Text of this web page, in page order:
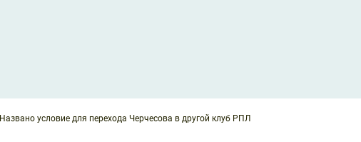
Названо условие для перехода Черчесова в другой клуб РПЛ